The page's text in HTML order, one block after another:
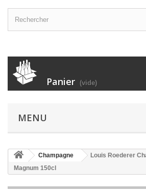
Panier (vide)
MENU
Champagne
Louis Roederer
Magnum 150cl